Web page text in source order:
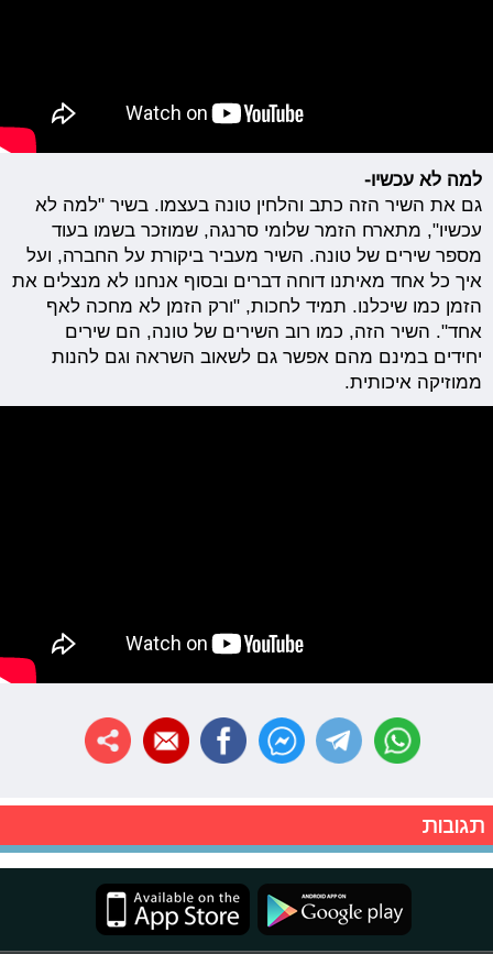
למה לא עכשיו-
גם את השיר הזה כתב והלחין טונה בעצמו. בשיר "למה לא
עכשיו", מתארח הזמר שלומי סרנגה, שמוזכר בשמו בעוד
מספר שירים של טונה. השיר מעביר ביקורת על החברה, ועל
איך כל אחד מאיתנו דוחה דברים ובסוף אנחנו לא מנצלים את
הזמן כמו שיכלנו. תמיד לחכות, "ורק הזמן לא מחכה לאף
אחד". השיר הזה, כמו רוב השירים של טונה, הם שירים
יחידים במינם מהם אפשר גם לשאוב השראה וגם להנות
ממוזיקה איכותית.
תגובות